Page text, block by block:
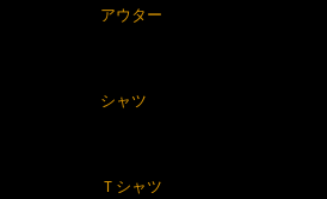
アウター
シャツ
Ｔシャツ